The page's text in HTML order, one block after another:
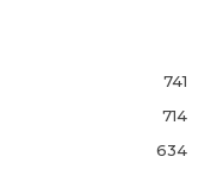
741
714
634